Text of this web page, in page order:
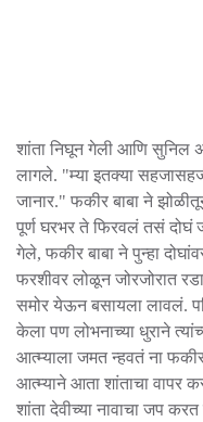
शांता निघून गेली आणि सुनिल
लागले. "म्या इतक्या सहजासहजी
जानार." फकीर बाबा ने
पूर्ण घरभर ते फिरवलं तसं दोघं
गेले, फकीर बाबा ने पुन्हा
फरशीवर लोळून जोरजोरात
समोर येऊन बसायला लावलं.
केला पण लोभनाच्या धुराने
आत्म्याला जमत न्हवतं ना
आत्म्याने आता शांताचा वापर
शांता देवीच्या नावाचा जप